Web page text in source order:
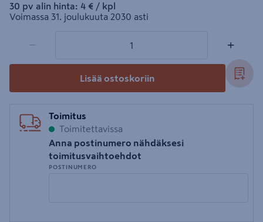
30 pv alin hinta: 4€/kpl
4 € / kpl
Voimassa 31. joulukuuta 2030 asti
− +
Lisää ostoskoriin
Toimitus
Toimitettavissa
Anna postinumero nähdäksesi
toimitusvaihtoehdot
POSTINUMERO